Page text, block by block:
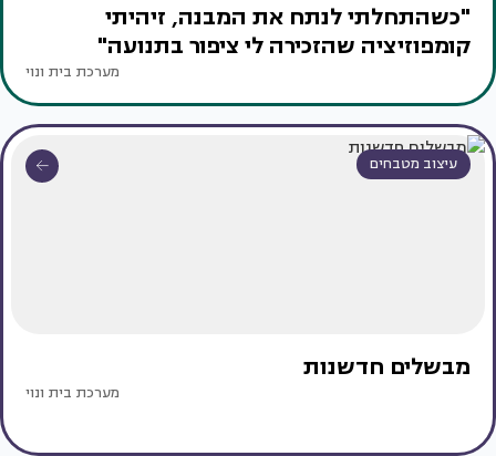
"כשהתחלתי לנתח את המבנה, זיהיתי
קומפוזיציה שהזכירה לי ציפור בתנועה"
מערכת בית ונוי
עיצוב מטבחים
מבשלים חדשנות
מערכת בית ונוי